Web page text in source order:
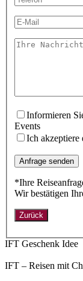
Informieren
Events
Ich akzeptiere
*Ihre
Wir bestätigen
Zurück
IFT Geschenk Idee
IFT – Reisen mit